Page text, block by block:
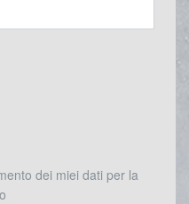
dei miei dati per la